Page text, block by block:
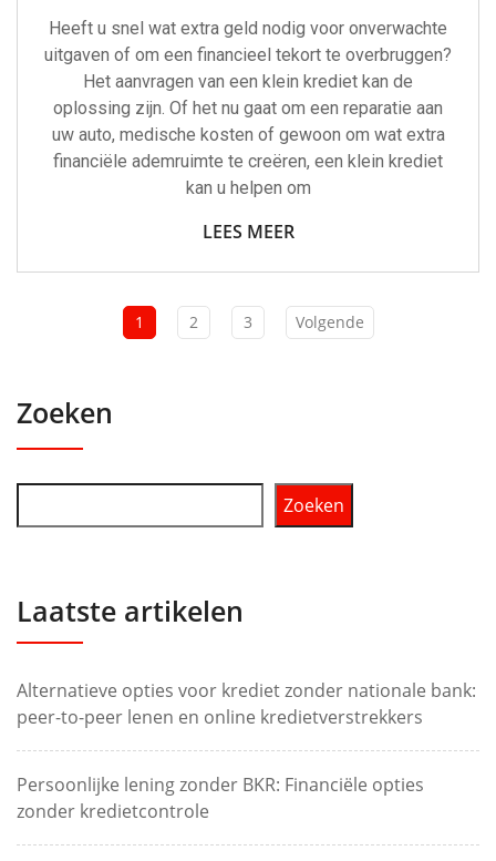
Heeft u snel wat extra geld nodig voor onverwachte
uitgaven of om een financieel tekort te overbruggen?
Het aanvragen van een klein krediet kan de
oplossing zijn. Of het nu gaat om een reparatie aan
uw auto, medische kosten of gewoon om wat extra
financiële ademruimte te creëren, een klein krediet
kan u helpen om
LEES MEER
1 2 3 Volgende
Zoeken
Zoeken
Laatste artikelen
Alternatieve opties voor krediet zonder nationale bank:
peer-to-peer lenen en online kredietverstrekkers
Persoonlijke lening zonder BKR: Financiële opties
zonder kredietcontrole